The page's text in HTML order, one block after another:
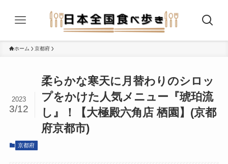
ホーム 京都府
柔らかな寒天に月替わりのシロッ
プをかけた人気メニュー『琥珀流
し』！【大極殿六角店 栖園】(京都
府京都市)
2023
3/12
京都府